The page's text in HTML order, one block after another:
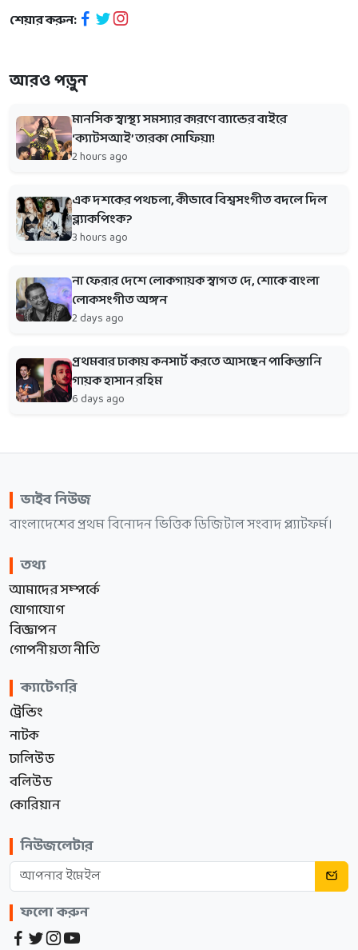
শেয়ার করুন:
আরও পড়ুন
মানসিক স্বাস্থ্য সমস্যার কারণে ব্যান্ডের বাইরে
‘ক্যাটসআই’ তারকা সোফিয়া!
2 hours ago
এক দশকের পথচলা, কীভাবে বিশ্বসংগীত বদলে দিল
ব্ল্যাকপিংক?
3 hours ago
না ফেরার দেশে লোকগায়ক স্বাগত দে, শোকে বাংলা
লোকসংগীত অঙ্গন
2 days ago
প্রথমবার ঢাকায় কনসার্ট করতে আসছেন পাকিস্তানি
গায়ক হাসান রহিম
6 days ago
ভাইব নিউজ
বাংলাদেশের প্রথম বিনোদন ভিত্তিক ডিজিটাল সংবাদ প্ল্যাটফর্ম।
তথ্য
আমাদের সম্পর্কে
যোগাযোগ
বিজ্ঞাপন
গোপনীয়তা নীতি
ক্যাটেগরি
ট্রেন্ডিং
নাটক
ঢালিউড
বলিউড
কোরিয়ান
নিউজলেটার
ফলো করুন